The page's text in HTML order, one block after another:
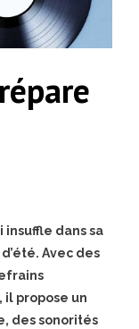
insuffle dans sa
Avec des
propose un
des sonorités